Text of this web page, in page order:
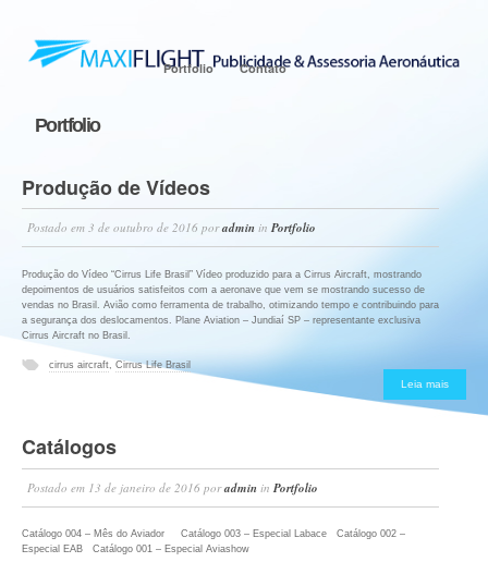
Portfolio Contato
Portfolio
Produção de Vídeos
Postado em 3 de outubro de 2016 poradmin in Portfolio
Produção do Vídeo “Cirrus Life Brasil” Vídeo produzido para a Cirrus Aircraft, mostrando
depoimentos de usuários satisfeitos com a aeronave que vem se mostrando sucesso de
vendas no Brasil. Avião como ferramenta de trabalho, otimizando tempo e contribuindo para
a segurança dos deslocamentos. Plane Aviation – Jundiaí SP – representante exclusiva
Cirrus Aircraft no Brasil.
Leia mais
cirrus aircraft, Cirrus Life Brasil
Catálogos
Postado em 13 de janeiro de 2016 poradmin in Portfolio
Catálogo 004 – Mês do Aviador Catálogo 003 – Especial Labace Catálogo 002 –
Especial EAB Catálogo 001 – Especial Aviashow